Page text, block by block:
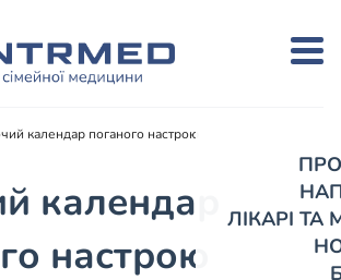
ЛІКАРІ
календар поганого настрою
календар
настрою